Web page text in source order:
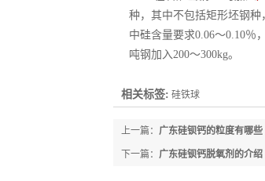
种，其中不包括矩形坯钢种
中硅含量要求0.06～0.10％
吨钢加入200～300kg。
相关标签: 硅铁球
上一篇： 广东硅钡钙的粒度有哪些
下一篇： 广东硅钡钙脱氧剂的介绍